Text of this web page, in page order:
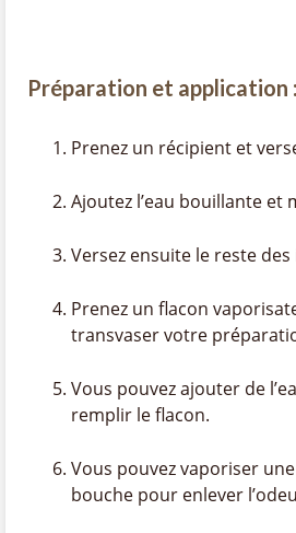
Préparation et application :
Prenez un récipient et
Ajoutez l’eau bouillante et
Versez ensuite le reste
Prenez un flacon
transvaser votre
Vous pouvez ajouter de
remplir le flacon.
Vous pouvez vaporiser
bouche pour enlever